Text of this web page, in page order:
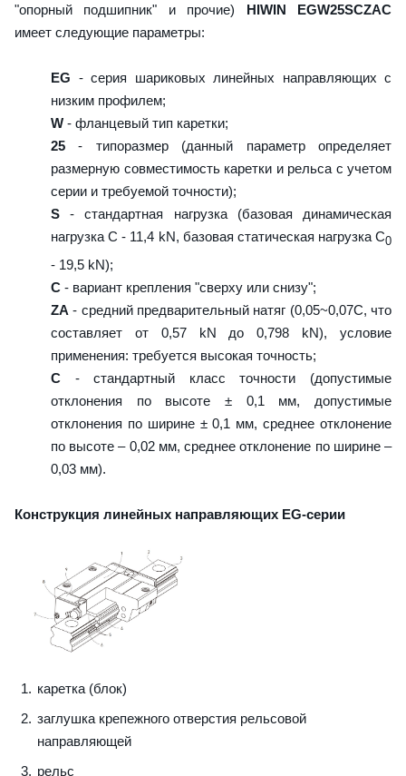
"опорный подшипник" и прочие) HIWIN EGW25SCZAC
имеет следующие параметры:
EG - серия шариковых линейных направляющих с
низким профилем;
W - фланцевый тип каретки;
25 - типоразмер (данный параметр определяет
размерную совместимость каретки и рельса с учетом
серии и требуемой точности);
S - стандартная нагрузка (базовая динамическая
нагрузка C - 11,4 kN, базовая статическая нагрузка С0
- 19,5 kN);
C - вариант крепления "сверху или снизу";
ZA - средний предварительный натяг (0,05~0,07C, что
составляет от 0,57 kN до 0,798 kN), условие
применения: требуется высокая точность;
C - стандартный класс точности (допустимые
отклонения по высоте ± 0,1 мм, допустимые
отклонения по ширине ± 0,1 мм, среднее отклонение
по высоте – 0,02 мм, среднее отклонение по ширине –
0,03 мм).
Конструкция линейных направляющих EG-серии
каретка (блок)
заглушка крепежного отверстия рельсовой
направляющей
рельс